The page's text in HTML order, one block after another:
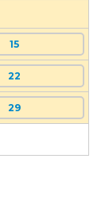
15
22
29